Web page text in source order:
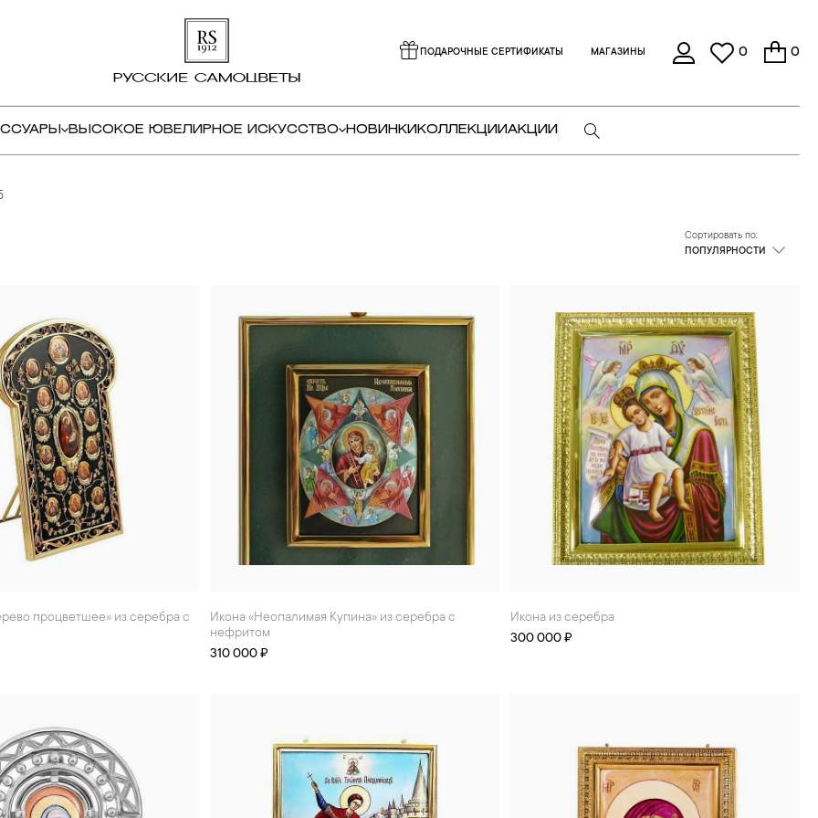
ПОДАРОЧНЫЕ СЕРТИФИКАТЫ МАГАЗИНЫ 0 0
ВЫСОКОЕ ЮВЕЛИРНОЕ ИСКУССТВО НОВИНКИ КОЛЛЕКЦИИАКЦИИ
Сортировать по:
ПОПУЛЯРНОСТИ
Икона «Неопалимая Купина» из серебра с
нефритом
310 000 ₽
Икона из серебра
300 000 ₽